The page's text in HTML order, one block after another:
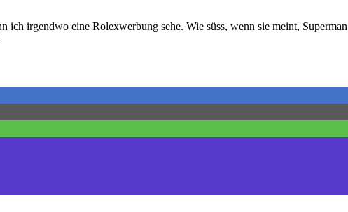
ich irgendwo eine Rolexwerbung sehe. Wie süss, wenn sie meint,